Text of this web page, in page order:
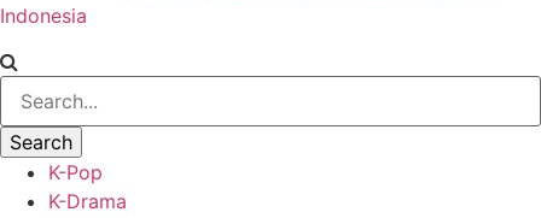
Indonesia
K-Pop
K-Drama